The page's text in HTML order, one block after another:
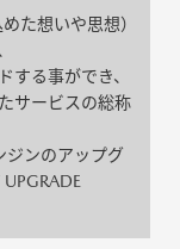
た想いや思想）
する事ができ、
サービスの総称
ジンのアップグ